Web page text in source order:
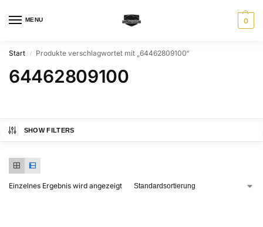
MENU 0
Start / Produkte verschlagwortet mit „64462809100“
64462809100
SHOW FILTERS
Einzelnes Ergebnis wird angezeigt